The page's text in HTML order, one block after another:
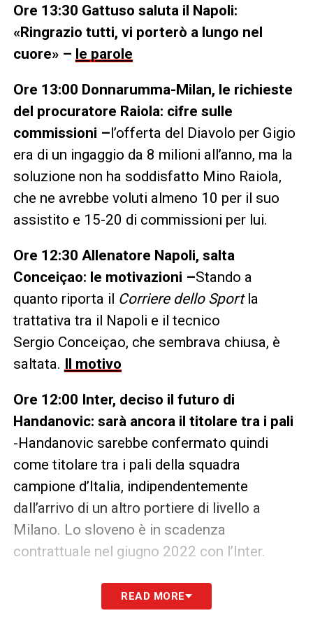
Ore 13:30 Gattuso saluta il Napoli:
«Ringrazio tutti, vi porterò a lungo nel
cuore» – le parole
Ore 13:00 Donnarumma-Milan, le richieste
del procuratore Raiola: cifre sulle
commissioni –l’offerta del Diavolo per Gigio
era di un ingaggio da 8 milioni all’anno, ma la
soluzione non ha soddisfatto Mino Raiola,
che ne avrebbe voluti almeno 10 per il suo
assistito e 15-20 di commissioni per lui.
Ore 12:30 Allenatore Napoli, salta
Conceiçao: le motivazioni –Stando a
quanto riporta il Corriere dello Sportla
trattativa tra il Napoli e il tecnico
Sergio Conceiçao, che sembrava chiusa, è
saltata. Il motivo
Ore 12:00 Inter, deciso il futuro di
Handanovic: sarà ancora il titolare tra i pali
-Handanovic sarebbe confermato quindi
come titolare tra i pali della squadra
campione d’Italia, indipendentemente
dall’arrivo di un altro portiere di livello a
Milano. Lo sloveno è in scadenza
contrattuale nel giugno 2022 con l’Inter.
Fiorentina, pronta l’offerta di
rinnovo per Vlahovic: le cifre –
READ MORE